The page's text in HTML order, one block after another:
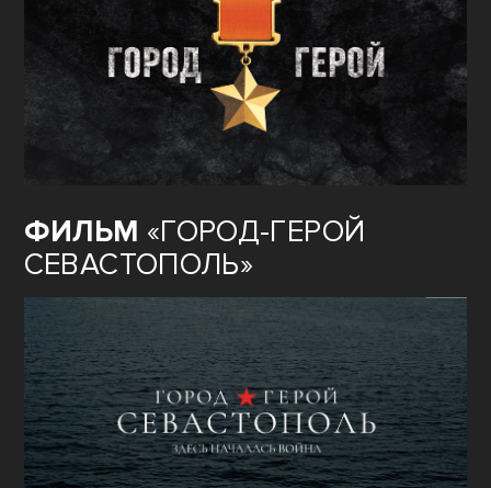
ФИЛЬМ «ГОРОД-ГЕРОЙ
СЕВАСТОПОЛЬ»